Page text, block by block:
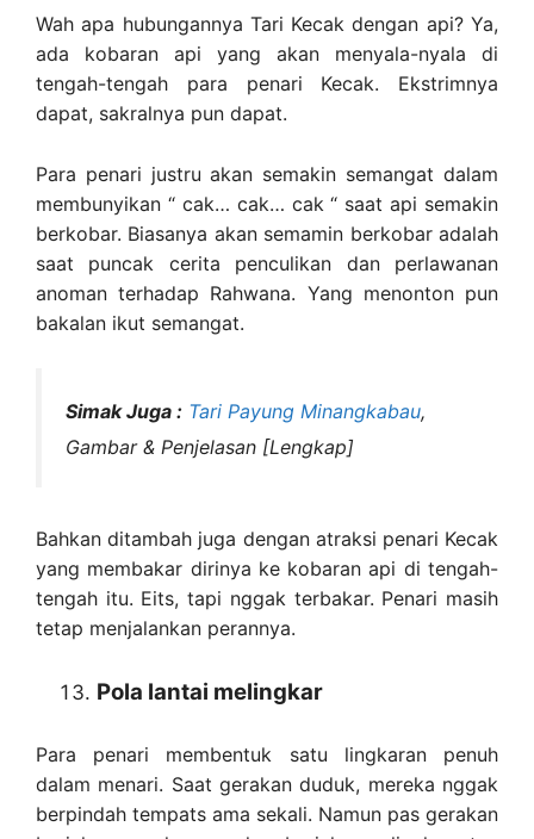
Wah apa hubungannya Tari Kecak dengan api? Ya,
ada kobaran api yang akan menyala-nyala di
tengah-tengah para penari Kecak. Ekstrimnya
dapat, sakralnya pun dapat.
Para penari justru akan semakin semangat dalam
membunyikan “ cak… cak… cak “ saat api semakin
berkobar. Biasanya akan semamin berkobar adalah
saat puncak cerita penculikan dan perlawanan
anoman terhadap Rahwana. Yang menonton pun
bakalan ikut semangat.
Simak Juga : Tari Payung Minangkabau,
Gambar & Penjelasan [Lengkap]
Bahkan ditambah juga dengan atraksi penari Kecak
yang membakar dirinya ke kobaran api di tengah-
tengah itu. Eits, tapi nggak terbakar. Penari masih
tetap menjalankan perannya.
Pola lantai melingkar
Para penari membentuk satu lingkaran penuh
dalam menari. Saat gerakan duduk, mereka nggak
berpindah tempats ama sekali. Namun pas gerakan